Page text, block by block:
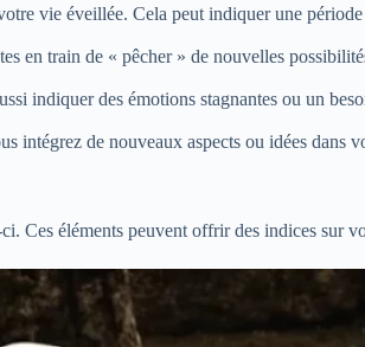
vie éveillée. Cela peut indiquer une
en train de « pêcher » de nouvelles
indiquer des émotions stagnantes ou un
intégrez de nouveaux aspects ou idées dans
Ces éléments peuvent offrir des indices sur
cachés de notre être. En prêtant
et spirituelle.